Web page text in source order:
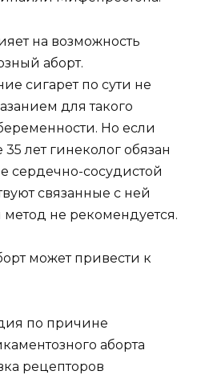
на возможность
аборт.
сигарет по сути не
для такого
Но если
лет гинеколог обязан
сердечно-сосудистой
связанные с ней
не рекомендуется.
может привести к
по причине
аборта
рецепторов